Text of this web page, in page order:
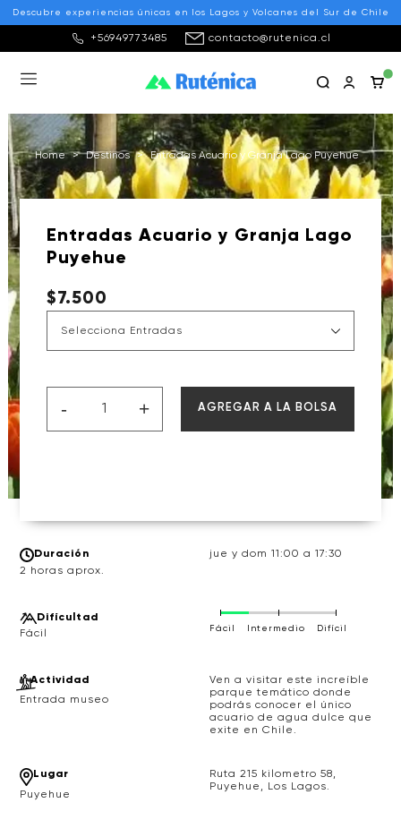
+56949773485 contacto@rutenica.cl
Descubre experiencias únicas en los Lagos y Volcanes del Sur de Chile
Home > Destinos > Entradas Acuario y Granja Lago Puyehue
Duración
2 horas aprox.
jue y dom 11:00 a 17:30
Difícultad
Fácil Intermedio Difícil
Actividad
Entrada museo
Ven a visitar este increíble
parque temático donde
podrás conocer el único
acuario de agua dulce que
exite en Chile.
Lugar
Puyehue
Ruta 215 kilometro 58,
Puyehue, Los Lagos.
Entradas Acuario y Granja Lago
Puyehue
$7.500
+
- AGREGAR A LA BOLSA